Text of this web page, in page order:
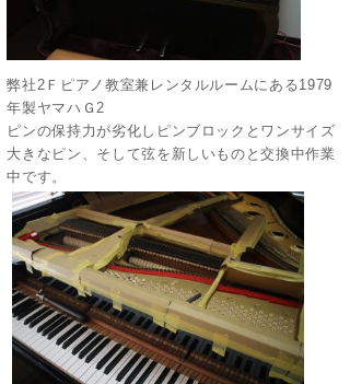
弊社2Ｆピアノ教室兼レンタルルームにある1979
年製ヤマハＧ2
ピンの保持力が劣化しピンブロックとワンサイズ
大きなピン、そして弦を新しいものと交換中作業
中です。